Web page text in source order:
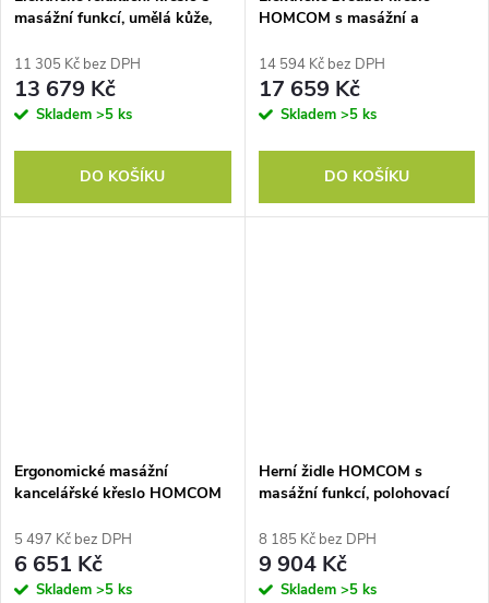
masážní funkcí, umělá kůže,
94x99x99 cm pro relaxaci
11 305 Kč bez DPH
13 679 Kč
Skladem >5 ks
DO KOŠÍKU
HOMCOM s masážní a
držáky na nápoje, tmavě šedá
barva
14 594 Kč bez DPH
17 659 Kč
Skladem >5 ks
DO KOŠÍKU
Ergonomické masážní
kancelářské křeslo HOMCOM
manažerské křeslo s vysokým
opěradlem ve tvaru motýla,
široké sedák, šedé
5 497 Kč bez DPH
6 651 Kč
Skladem >5 ks
Herní židle HOMCOM s
masážní funkcí, polohovací
nosnost až 120 kg, ocelový
rám, umělá kůže, černá
8 185 Kč bez DPH
9 904 Kč
Skladem >5 ks